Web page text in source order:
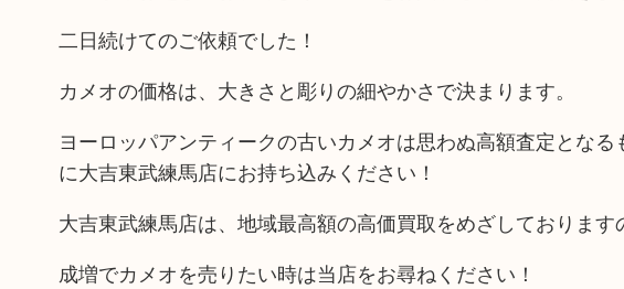
二日続けてのご依頼でした！
カメオの価格は、大きさと彫りの細やかさで決まります。
ヨーロッパアンティークの古いカメオは思わぬ高額査定とな
に大吉東武練馬店にお持ち込みください！
大吉東武練馬店は、地域最高額の高価買取をめざしております
成増でカメオを売りたい時は当店をお尋ねください！